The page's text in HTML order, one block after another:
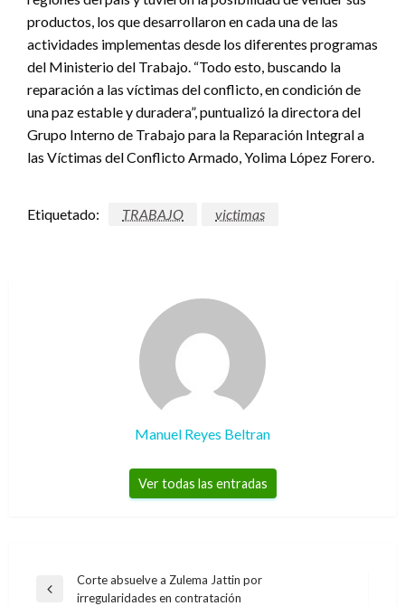
productos, los que desarrollaron en cada una de las
actividades implementas desde los diferentes programas
del Ministerio del Trabajo. “Todo esto, buscando la
reparación a las víctimas del conflicto, en condición de
una paz estable y duradera”, puntualizó la directora del
Grupo Interno de Trabajo para la Reparación Integral a
las Víctimas del Conflicto Armado, Yolima López Forero.
Etiquetado: TRABAJO victimas
Manuel Reyes Beltran
Ver todas las entradas
Navegación
Entrada
Corte absuelve a Zulema Jattin por
irregularidades en contratación